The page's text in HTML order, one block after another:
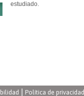
estudiado.
Política de privacidad